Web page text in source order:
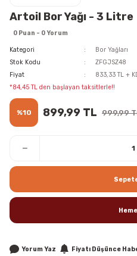
Artoil Bor Yağı - 3 Litre
0 Puan - 0 Yorum
Kategori
Bor Yağları
Stok Kodu
ZFGJSZ48
Fiyat
833,33 TL +
*84,45 TL den başlayan taksitlerle!!
%10 899,99 TL 999,99
Yorum Yaz
Fiyatı Düşünce